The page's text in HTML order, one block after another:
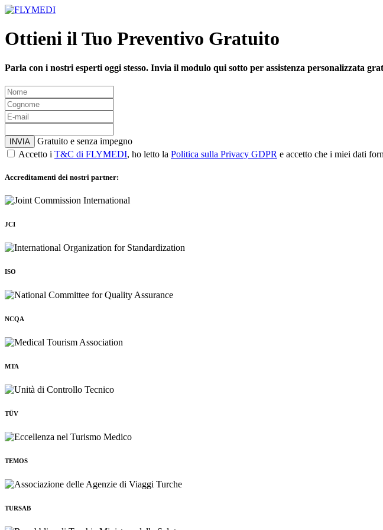
Ottieni il Tuo Preventivo Gratuito
Parla con i nostri esperti oggi stesso. Invia il modulo qui sotto per assistenza personalizzata
INVIA
Gratuito e senza impegno
Accetto i T&C di FLYMEDI, ho letto la Politica sulla Privacy GDPR e accetto che i miei dati
Accreditamenti dei nostri partner:
JCI
ISO
NCQA
MTA
TÜV
TEMOS
TURSAB